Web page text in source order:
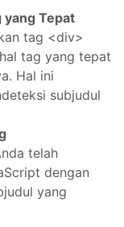
yang Tepat
tag <div>
tag yang tepat
Hal ini
subjudul
telah
dengan
yang